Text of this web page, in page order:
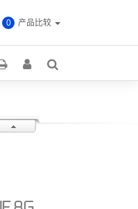
0 产品比较